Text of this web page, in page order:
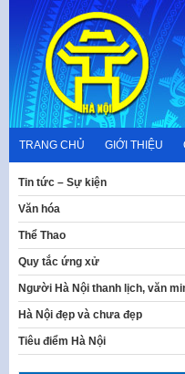
content
TRANG CHỦ GIỚI THIỆU
Tin tức – Sự kiện
Văn hóa
Thể Thao
Quy tắc ứng xử
Người Hà Nội thanh lịch, văn
Hà Nội đẹp và chưa đẹp
Tiêu điểm Hà Nội